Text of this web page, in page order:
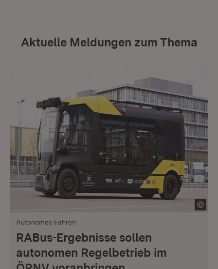
Aktuelle Meldungen zum Thema
Autonomes Fahren
RABus-Ergebnisse sollen
autonomen Regelbetrieb im